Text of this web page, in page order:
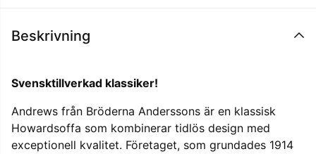
Beskrivning
Svensktillverkad klassiker!
Andrews från Bröderna Anderssons är en klassisk
Howardsoffa som kombinerar tidlös design med
exceptionell kvalitet. Företaget, som grundades 1914